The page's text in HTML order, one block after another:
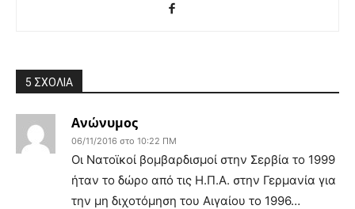
5 ΣΧΟΛΙΑ
Ανώνυμος
06/11/2016 στο 10:22 ΠΜ
Οι Νατοϊκοί βομβαρδισμοί στην Σερβία το 1999
ήταν το δώρο από τις Η.Π.Α. στην Γερμανία για
την μη διχοτόμηση του Αιγαίου το 1996…